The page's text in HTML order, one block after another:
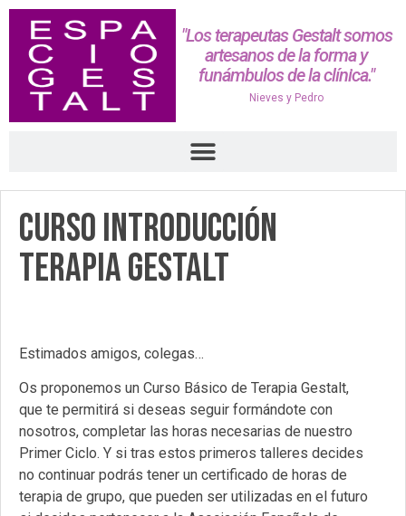
"Los terapeutas Gestalt somos
artesanos de la forma y
funámbulos de la clínica."
Nieves y Pedro
Curso Introducción
Terapia Gestalt
Estimados amigos, colegas…
Os proponemos un Curso Básico de Terapia Gestalt,
que te permitirá si deseas seguir formándote con
nosotros, completar las horas necesarias de nuestro
Primer Ciclo. Y si tras estos primeros talleres decides
no continuar podrás tener un certificado de horas de
terapia de grupo, que pueden ser utilizadas en el futuro